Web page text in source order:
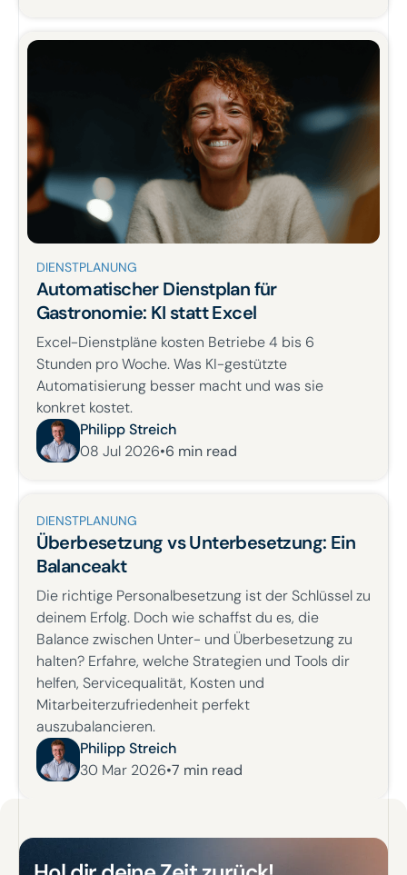
DIENSTPLANUNG
Automatischer Dienstplan für
Gastronomie: KI statt Excel
Excel-Dienstpläne kosten Betriebe 4 bis 6
Stunden pro Woche. Was KI-gestützte
Automatisierung besser macht und was sie
konkret kostet.
Philipp Streich
08 Jul 2026•6 min read
DIENSTPLANUNG
Überbesetzung vs Unterbesetzung: Ein
Balanceakt
Die richtige Personalbesetzung ist der Schlüssel zu
deinem Erfolg. Doch wie schaffst du es, die
Balance zwischen Unter- und Überbesetzung zu
halten? Erfahre, welche Strategien und Tools dir
helfen, Servicequalität, Kosten und
Mitarbeiterzufriedenheit perfekt
auszubalancieren.
Philipp Streich
30 Mar 2026•7 min read